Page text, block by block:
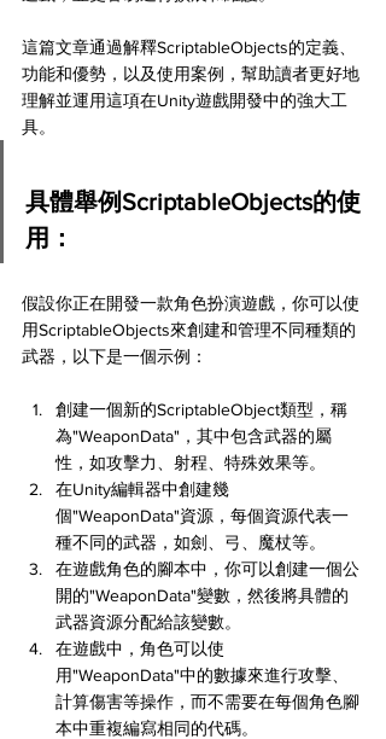
這篇文章通過解釋ScriptableObjects的定義、
功能和優勢，以及使用案例，幫助讀者更好地
理解並運用這項在Unity遊戲開發中的強大工
具。
具體舉例ScriptableObjects的使
用：
假設你正在開發一款角色扮演遊戲，你可以使
用ScriptableObjects來創建和管理不同種類的
武器，以下是一個示例：
創建一個新的ScriptableObject類型，稱
為"WeaponData"，其中包含武器的屬
性，如攻擊力、射程、特殊效果等。
在Unity編輯器中創建幾
個"WeaponData"資源，每個資源代表一
種不同的武器，如劍、弓、魔杖等。
在遊戲角色的腳本中，你可以創建一個公
開的"WeaponData"變數，然後將具體的
武器資源分配給該變數。
在遊戲中，角色可以使
用"WeaponData"中的數據來進行攻擊、
計算傷害等操作，而不需要在每個角色腳
本中重複編寫相同的代碼。